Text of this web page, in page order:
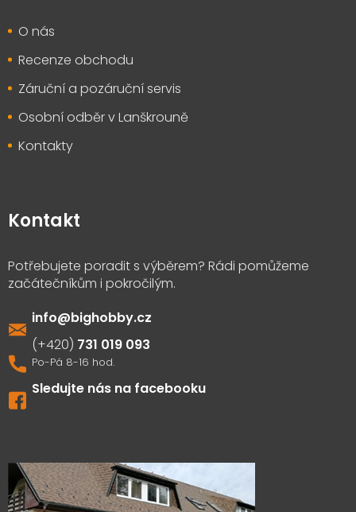
O nás
Recenze obchodu
Záruční a pozáruční servis
Osobní odběr v Lanškrouně
Kontakty
Kontakt
info@bighobby.cz
731 019 093
Sledujte nás na facebooku